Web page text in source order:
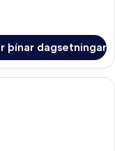
þínar dagsetningar
á míníbar,